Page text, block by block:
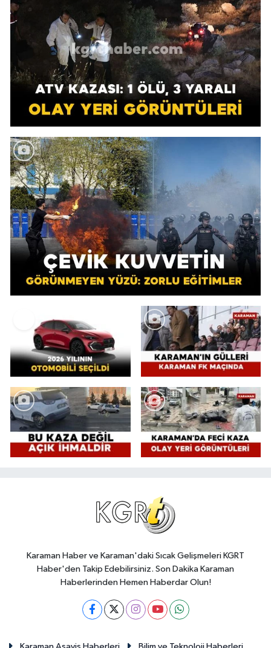
Karaman Haber ve Karaman'daki Sıcak Gelişmeleri KGRT
Haber'den Takip Edebilirsiniz. Son Dakika Karaman
Haberlerinden Hemen Haberdar Olun!